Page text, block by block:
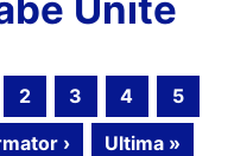
Unite
2 3 4
5
› Ultima »